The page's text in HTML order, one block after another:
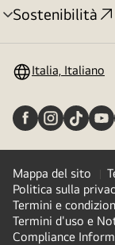
Sostenibilità
Attivazione
Italia, Italiano
Mappa del sito
Politica sulla
Termini e
Termini d'uso e
Compliance